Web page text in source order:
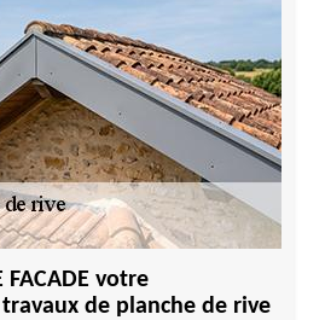
FACADE votre
de planche de rive